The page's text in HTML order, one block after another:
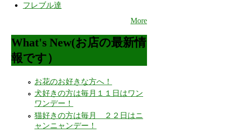
フレブル達
More
What's New(お店の最新情
報です）
お花のお好きな方へ！
犬好きの方は毎月１１日はワン
ワンデー！
猫好きの方は毎月 ２２日はニ
ャンニャンデー！